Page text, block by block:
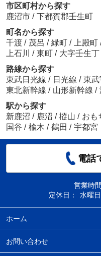
市区町村から探す
鹿沼市 / 下都賀郡壬生町
町名から探す
千渡 / 茂呂 / 緑町 / 上殿町
上石川 / 東町 / 大字壬生丁
路線から探す
東武日光線 / 日光線 / 東武
東北新幹線 / 山形新幹線 /
駅から探す
新鹿沼 / 鹿沼 / 樅山 / おも
国谷 / 楡木 / 鶴田 / 宇都宮
電話
営業時間
定休日：
水曜
ホーム
お問い合わせ